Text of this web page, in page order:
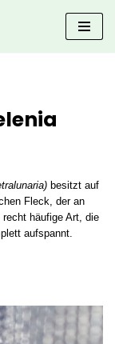
besitzt auf
Fleck, der an
häufige Art, die
aufspannt.